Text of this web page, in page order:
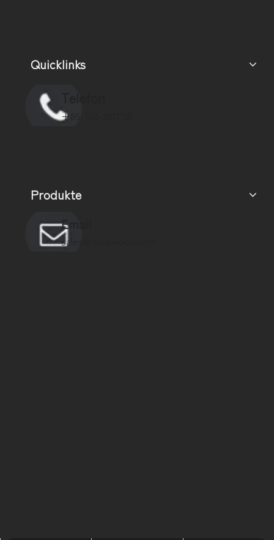
Quicklinks
+86-750-3911135
Produkte
Email
sales@zenewood.com